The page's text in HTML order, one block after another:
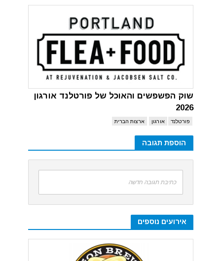
שוק הפשפשים והאוכל של פורטלנד אורגון
2026
פורטלנד אורגון ארצות הברית
הוספת תגובה
כתיבת תגובה חדשה
אירועים נוספים